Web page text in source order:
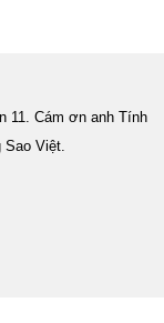
11. Cám ơn anh Tính
Việt.